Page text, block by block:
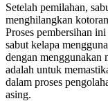
Setelah pemilahan,
menghilangkan
Proses pembersihan
sabut kelapa
dengan menggunakan
adalah untuk
dalam proses
asing.